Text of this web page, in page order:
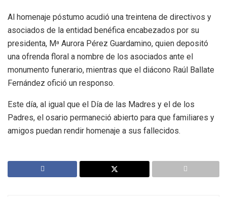
Al homenaje póstumo acudió una treintena de directivos y
asociados de la entidad benéfica encabezados por su
presidenta, Ma Aurora Pérez Guardamino, quien depositó
una ofrenda floral a nombre de los asociados ante el
monumento funerario, mientras que el diácono Raúl Ballate
Fernández ofició un responso.
Este día, al igual que el Día de las Madres y el de los
Padres, el osario permaneció abierto para que familiares y
amigos puedan rendir homenaje a sus fallecidos.